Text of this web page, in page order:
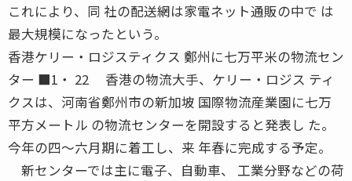
これにより、同 社の配送網は家電ネット通販の中で は
最大規模になったという。
香港ケリー・ロジスティクス 鄭州に七万平米の物流セン
ター ■1・ 22 香港の物流大手、ケリー・ロジス ティ
クスは、河南省鄭州市の新加坡 国際物流産業園に七万
平方メートル の物流センターを開設すると発表し た。
今年の四〜六月期に着工し、来 年春に完成する予定。
新センターでは主に電子、自動車、 工業分野などの荷